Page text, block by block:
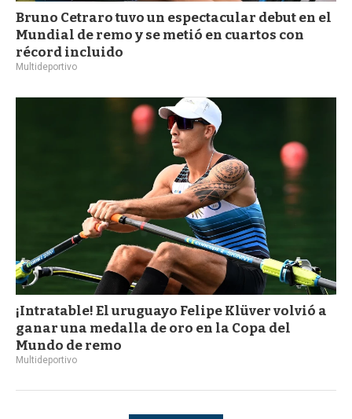
Bruno Cetraro tuvo un espectacular debut en el
Mundial de remo y se metió en cuartos con
récord incluido
Multideportivo
¡Intratable! El uruguayo Felipe Klüver volvió a
ganar una medalla de oro en la Copa del
Mundo de remo
Multideportivo